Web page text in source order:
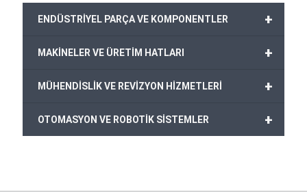
+
ENDÜSTRİYEL PARÇA VE KOMPONENTLER
+
MAKİNELER VE ÜRETİM HATLARI
+
MÜHENDİSLİK VE REVİZYON HİZMETLERİ
+
OTOMASYON VE ROBOTİK SİSTEMLER